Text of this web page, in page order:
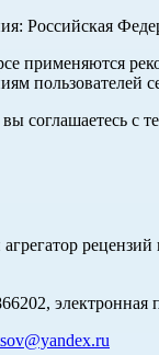
Российская
применяются
соглашаетесь с
электронная